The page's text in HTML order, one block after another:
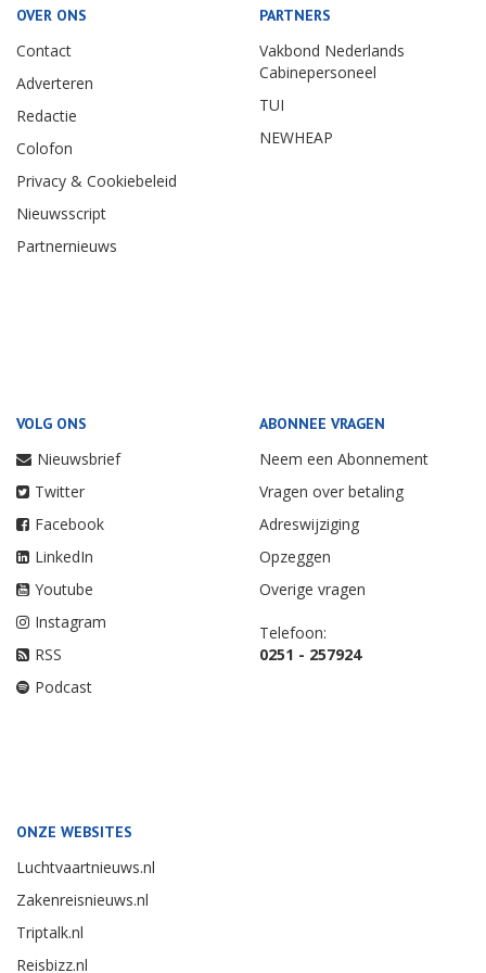
OVER ONS
Contact
Adverteren
Redactie
Colofon
Privacy & Cookiebeleid
Nieuwsscript
Partnernieuws
PARTNERS
Vakbond Nederlands
Cabinepersoneel
TUI
NEWHEAP
VOLG ONS
Nieuwsbrief
Twitter
Facebook
LinkedIn
Youtube
Instagram
RSS
Podcast
ABONNEE VRAGEN
Neem een Abonnement
Vragen over betaling
Adreswijziging
Opzeggen
Overige vragen
Telefoon:
0251 - 257924
ONZE WEBSITES
Luchtvaartnieuws.nl
Zakenreisnieuws.nl
Triptalk.nl
Reisbizz.nl